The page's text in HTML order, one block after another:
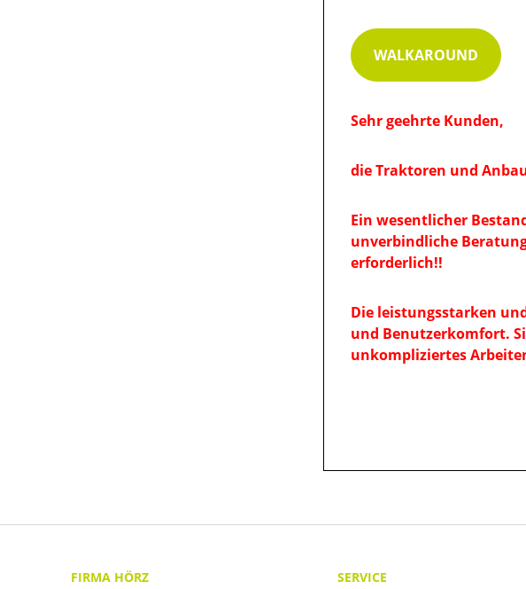
WALKAROUND
Sehr geehrte Kunden,
die Traktoren und
Ein wesentlicher
unverbindliche
erforderlich!!
Die leistungsstarken
und Benutzerkomfort.
unkompliziertes
FIRMA HÖRZ
SERVICE